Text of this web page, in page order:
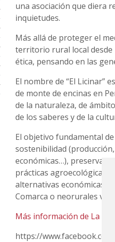
una asociación que diera
inquietudes.
Más allá de proteger el
territorio rural local desde
ética, pensando en las
El nombre de “El Licinar”
de monte de encinas en
de la naturaleza, de
de los saberes y de la
El objetivo fundamental
sostenibilidad
económicas…),
prácticas agroecológicas
alternativas económicas
Comarca o neorurales
Más información de La
https://